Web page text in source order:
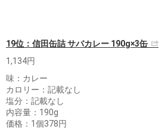
19位：信田缶詰 サバカレー 190g×3缶
1,134円
味：カレー
カロリー：記載なし
塩分：記載なし
内容量：190g
価格：1個378円